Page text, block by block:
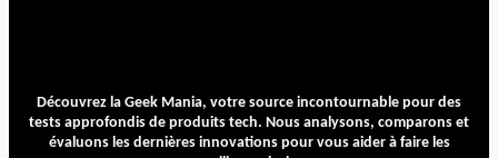
Découvrez la Geek Mania, votre source incontournable pour des
tests approfondis de produits tech. Nous analysons, comparons et
évaluons les dernières innovations pour vous aider à faire les